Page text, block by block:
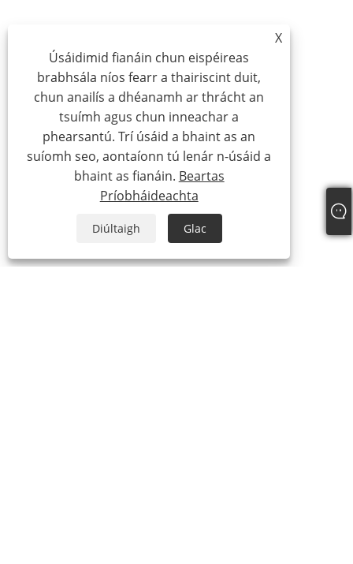
X
Úsáidimid fianáin chun eispéireas
brabhsála níos fearr a thairiscint duit,
chun anailís a dhéanamh ar thrácht an
tsuímh agus chun inneachar a
phearsantú. Trí úsáid a bhaint as an
suíomh seo, aontaíonn tú lenár n-úsáid a
bhaint as fianáin. Beartas
Príobháideachta
Diúltaigh Glac